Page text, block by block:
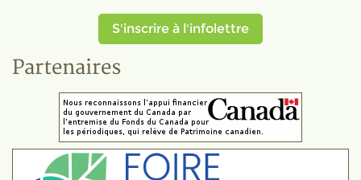
S'inscrire à l'infolettre
Partenaires